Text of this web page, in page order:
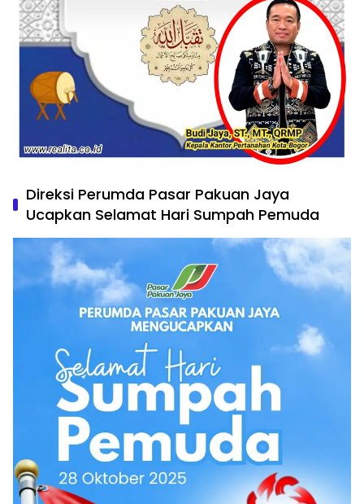
Direksi Perumda Pasar Pakuan Jaya
Ucapkan Selamat Hari Sumpah Pemuda